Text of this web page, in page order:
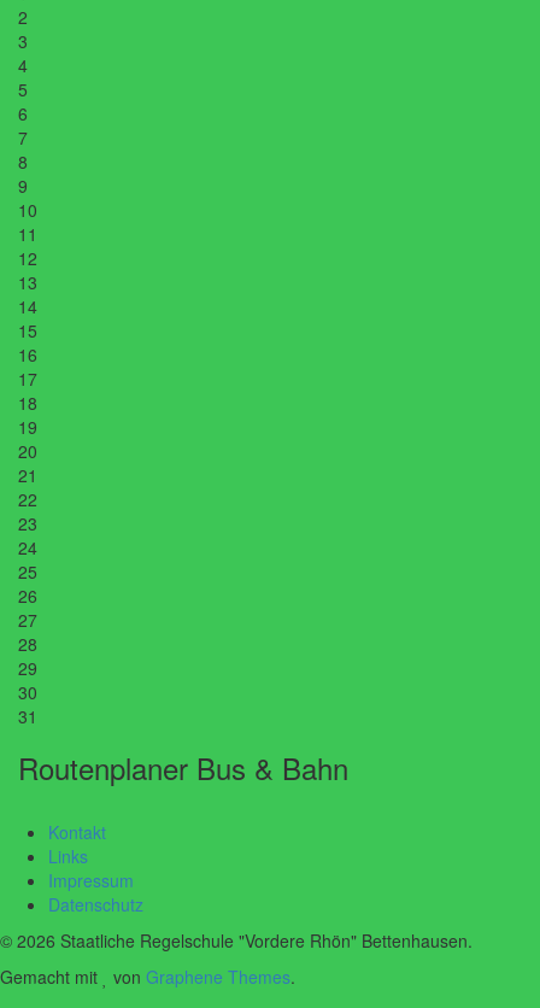
2
3
4
5
6
7
8
9
10
11
12
13
14
15
16
17
18
19
20
21
22
23
24
25
26
27
28
29
30
31
Routenplaner Bus & Bahn
Kontakt
Links
Impressum
Datenschutz
© 2026 Staatliche Regelschule "Vordere Rhön" Bettenhausen.
Gemacht mit
von Graphene Themes.